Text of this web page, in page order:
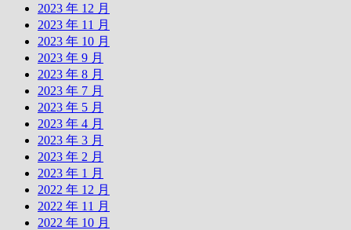
2023 年 12 月
2023 年 11 月
2023 年 10 月
2023 年 9 月
2023 年 8 月
2023 年 7 月
2023 年 5 月
2023 年 4 月
2023 年 3 月
2023 年 2 月
2023 年 1 月
2022 年 12 月
2022 年 11 月
2022 年 10 月